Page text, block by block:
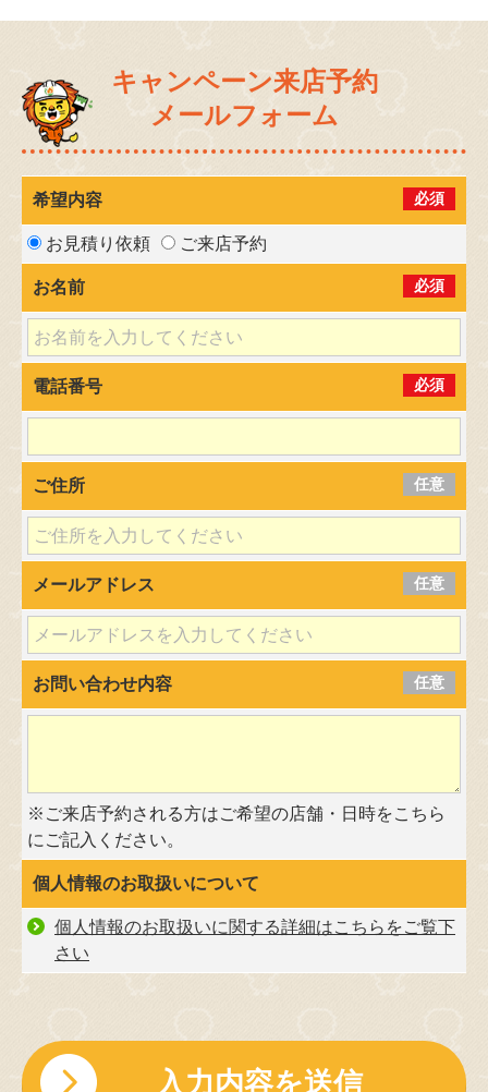
キャンペーン来店予約
メールフォーム
希望内容 必須
お見積り依頼 ご来店予約
お名前 必須
電話番号 必須
ご住所 任意
メールアドレス 任意
お問い合わせ内容 任意
※ご来店予約される方はご希望の店舗・日時をこちら
にご記入ください。
個人情報のお取扱いについて
個人情報のお取扱いに関する詳細はこちらをご覧下
さい
フ